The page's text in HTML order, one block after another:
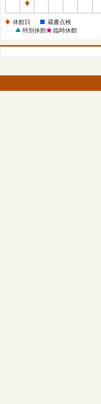
休
日
休館日
蔵書点検
特別休館
臨時休館